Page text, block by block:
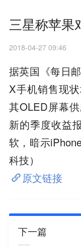
三星称苹果
2018-04-27 09:46
据英国《每日
X手机销售现
其OLED屏幕
新的季度收益
软，暗示
科技）
原文链接
下一篇